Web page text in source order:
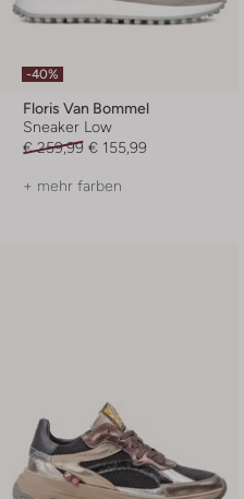
-40%
Floris Van Bommel
Sneaker Low
€ 259,99 € 155,99
+ mehr farben